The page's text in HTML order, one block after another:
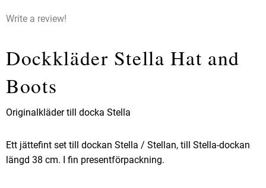
Write a review!
Dockkläder Stella Hat and
Boots
Originalkläder till docka Stella
Ett jättefint set till dockan Stella / Stellan, till Stella-dockan
längd 38 cm. I fin presentförpackning.